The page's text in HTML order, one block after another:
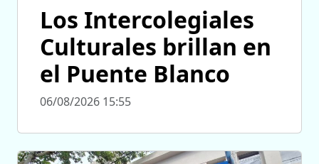
Los Intercolegiales
Culturales brillan en
el Puente Blanco
06/08/2026 15:55